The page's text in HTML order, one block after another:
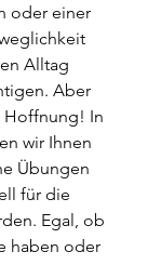
oder einer
Alltag
Aber
Hoffnung! In
wir Ihnen
Übungen
für die
Egal, ob
haben oder